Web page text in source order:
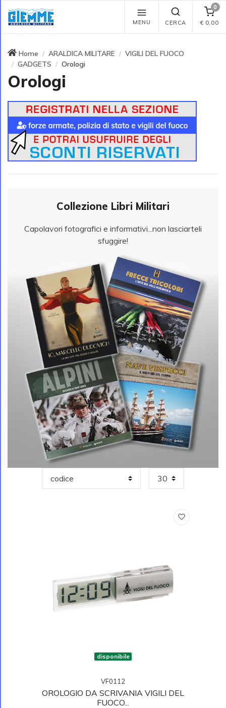
MENU CERCA
0
€ 0,00
Home ARALDICA MILITARE
VIGILI DEL FUOCO
GADGETS
Orologi
Orologi
Collezione Libri Militari
Capolavori fotografici e informativi...non lasciarteli
sfuggire!
disponibile
VF0112
OROLOGIO DA SCRIVANIA VIGILI DEL
FUOCO...